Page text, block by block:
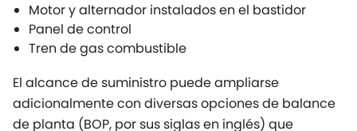
Motor y alternador instalados en el bastidor
Panel de control
Tren de gas combustible
El alcance de suministro puede ampliarse
adicionalmente con diversas opciones de balance
de planta (BOP, por sus siglas en inglés) que